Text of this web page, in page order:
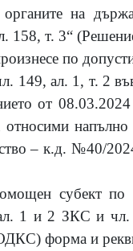
на
158, т. 3“
по
149, ал. 1, т. 2
от
– к.д. №40/
субект
1 и 2 ЗКС и
форма и